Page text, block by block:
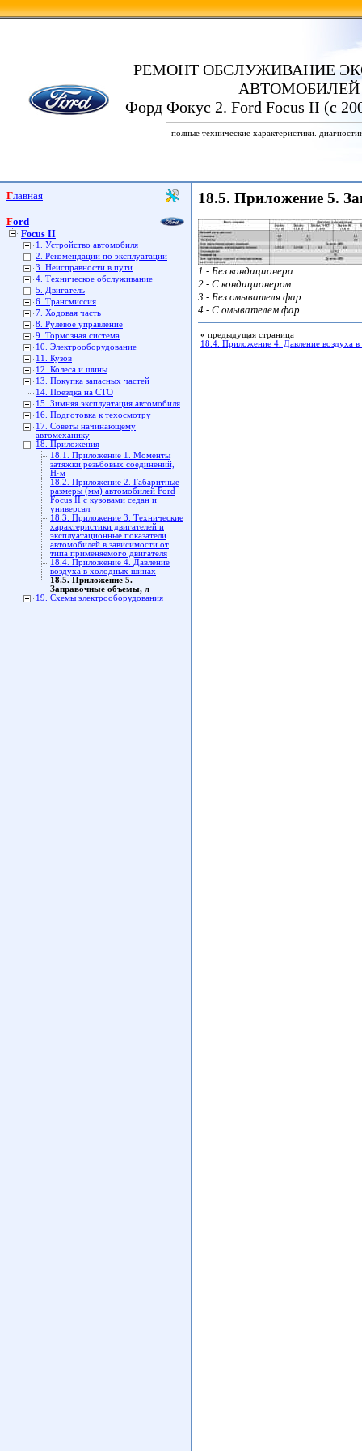
РЕМОНТ ОБСЛУЖИВАНИЕ
АВТОМОБИЛЕЙ
Форд Фокус 2. Ford Focus II (с
полные технические характеристики.
Главная
Ford
Focus II
1. Устройство автомобиля
2. Рекомендации по эксплуатации
3. Неисправности в пути
4. Техническое обслуживание
5. Двигатель
6. Трансмиссия
7. Ходовая часть
8. Рулевое управление
9. Тормозная система
10. Электрооборудование
11. Кузов
12. Колеса и шины
13. Покупка запасных частей
14. Поездка на СТО
15. Зимняя эксплуатация автомобиля
16. Подготовка к техосмотру
17. Советы начинающему
автомеханику
18. Приложения
18.1. Приложение 1. Моменты
затяжки резьбовых соединений,
Н·м
18.2. Приложение 2. Габаритные
размеры (мм) автомобилей Ford
Focus II с кузовами седан и
универсал
18.3. Приложение 3. Технические
характеристики двигателей и
эксплуатационные показатели
автомобилей в зависимости от
типа применяемого двигателя
18.4. Приложение 4. Давление
воздуха в холодных шинах
18.5. Приложение 5.
Заправочные объемы, л
19. Схемы электрооборудования
18.5. Приложение 5.
1 - Без кондиционера.
2 - С кондиционером.
3 - Без омывателя фар.
4 - С омывателем фар.
« предыдущая страница
18.4. Приложение 4. Давление воздуха